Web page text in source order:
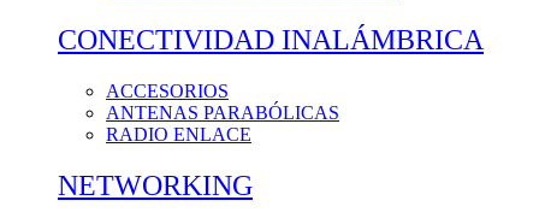
CONECTIVIDAD INALÁMBRICA
ACCESORIOS
ANTENAS PARABÓLICAS
RADIO ENLACE
NETWORKING